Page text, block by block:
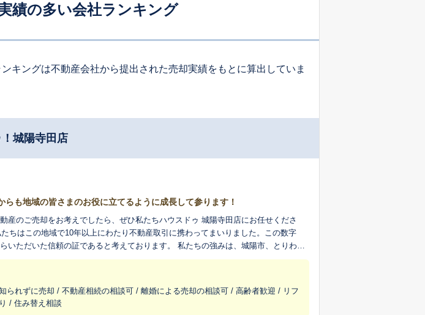
績の多い会社ランキング
キングは不動産会社から提出された売却実績をもとに算出していま
城陽寺田店
も地域の皆さまのお役に立てるように成長して参ります！
産のご売却をお考えでしたら、ぜひ私たちハウスドゥ 城陽寺田店にお任せくださ
ちはこの地域で10年以上にわたり不動産取引に携わってまいりました。この数字
証であると考えております。 私たちの強みは、城陽市、とりわけ
る深い知識と情報量です。大手不動産会社の情報網を持つと同時に、私たちはどこ
々の営業活動で肌で感じる街の変化、土地の特性、そして地域にお住まいの方々の
一人ひとり
まだ売却を決めたわけではない」「将来のために相場だけ知りたい」といったご相
られずに売却 / 不動産相続の相談可 / 離婚による売却の相談可 / 高齢者歓迎 / リフ
/ 住み替え相談